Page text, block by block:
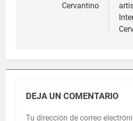
Cervantino
DEJA UN COMENTARIO
Tu dirección de correo